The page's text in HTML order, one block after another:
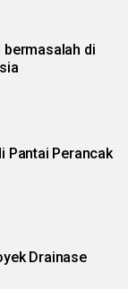
bermasalah di
Pantai Perancak
Drainase